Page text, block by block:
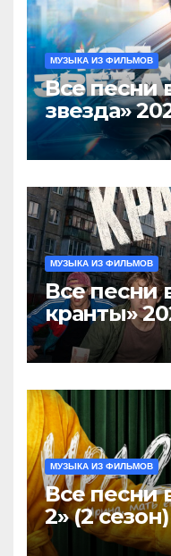
МУЗЫКА ИЗ ФИЛЬМОВ
Все песни
звезда»
Никита
саундтрек
МУЗЫКА ИЗ ФИЛЬМОВ
Все песни
кранты»
слушать
МУЗЫКА ИЗ ФИЛЬМОВ
Все песни
2» (2
слушать